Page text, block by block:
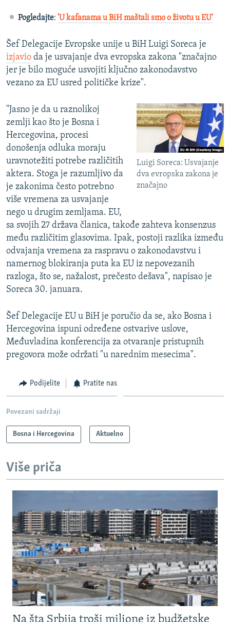
Pogledajte: 'U kafanama u BiH maštali smo o životu u EU'
Šef Delegacije Evropske unije u BiH Luigi Soreca je
izjavio da je usvajanje dva evropska zakona "značajno
jer je bilo moguće usvojiti ključno zakonodavstvo
vezano za EU usred političke krize".
Luigi Soreca: Usvajanje
dva evropska zakona je
značajno
"Jasno je da u raznolikoj
zemlji kao što je Bosna i
Hercegovina, procesi
donošenja odluka moraju
uravnotežiti potrebe različitih
aktera. Stoga je razumljivo da
je zakonima često potrebno
više vremena za usvajanje
nego u drugim zemljama. EU,
sa svojih 27 država članica, takođe zahteva konsenzus
među različitim glasovima. Ipak, postoji razlika između
odvajanja vremena za raspravu o zakonodavstvu i
namernog blokiranja puta ka EU iz nepovezanih
razloga, što se, nažalost, prečesto dešava", napisao je
Soreca 30. januara.
Šef Delegacije EU u BiH je poručio da se, ako Bosna i
Hercegovina ispuni određene ostvarive uslove,
Međuvladina konferencija za otvaranje pristupnih
pregovora može održati "u narednim mesecima".
Podijelite Pratite nas
Povezani sadržaji
Bosna i Hercegovina Aktuelno
Više priča
Na šta Srbija troši milione iz budžetske